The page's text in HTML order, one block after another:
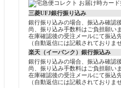
三菱UFJ銀行振り込み
銀行振り込みの場合、振込み確認
尚、振り込み手数料はご負担願い
在庫確認後の受注メールにて振込
（自動返信には記載されておりま
楽天（イーバンク）銀行振込み
銀行振り込みの場合、振込み確認
尚、振り込み手数料はご負担願い
在庫確認後の受注メールにて振込
（自動返信には記載されておりま